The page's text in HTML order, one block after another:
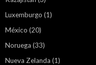
Luxemburgo (1)
México (20)
Noruega (33)
Nueva Zelanda (1)